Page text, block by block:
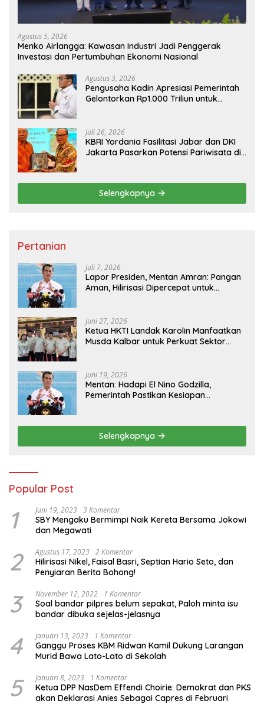
Agustus 5, 2026
Menko Airlangga: Kawasan Industri Jadi Penggerak
Investasi dan Pertumbuhan Ekonomi Nasional
Agustus 3, 2026
Pengusaha Kadin Apresiasi Pemerintah
Gelontorkan Rp1.000 Triliun untuk
Juli 26, 2026
KBRI Yordania Fasilitasi Jabar dan DKI
Jakarta Pasarkan Potensi Pariwisata di
Selengkapnya
Pertanian
Juli 7, 2026
Lapor Presiden, Mentan Amran: Pangan
Aman, Hilirisasi Dipercepat untuk
Juni 27, 2026
Ketua HKTI Landak Karolin Manfaatkan
Musda Kalbar untuk Perkuat Sektor
Juni 19, 2026
Mentan: Hadapi El Nino Godzilla,
Pemerintah Pastikan Kesiapan
Selengkapnya
Popular Post
1 Juni 19, 2023 3 Komentar
SBY Mengaku Bermimpi Naik Kereta Bersama Jokowi
dan Megawati
2 Agustus 17, 2023 2 Komentar
Hilirisasi Nikel, Faisal Basri, Septian Hario Seto, dan
Penyiaran Berita Bohong!
3 November 12, 2022 1 Komentar
Soal bandar pilpres belum sepakat, Paloh minta isu
bandar dibuka sejelas-jelasnya
4 Januari 13, 2023 1 Komentar
Ganggu Proses KBM Ridwan Kamil Dukung Larangan
Murid Bawa Lato-Lato di Sekolah
5 Januari 8, 2023 1 Komentar
Ketua DPP NasDem Effendi Choirie: Demokrat dan PKS
akan Deklarasi Anies Sebagai Capres di Februari